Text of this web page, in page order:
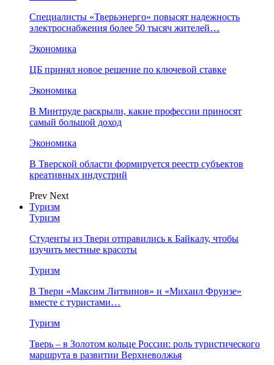
Специалисты «Тверьэнерго» повысят надежность
электроснабжения более 50 тысяч жителей…
Экономика
ЦБ принял новое решение по ключевой ставке
Экономика
В Минтруде раскрыли, какие профессии приносят
самый большой доход
Экономика
В Тверской области формируется реестр субъектов
креативных индустрий
Prev Next
Туризм
Туризм
Студенты из Твери отправились к Байкалу, чтобы
изучить местные красоты
Туризм
В Твери «Максим Литвинов» и «Михаил Фрунзе»
вместе с туристами…
Туризм
Тверь – в Золотом кольце России: роль туристического
маршрута в развитии Верхневолжья